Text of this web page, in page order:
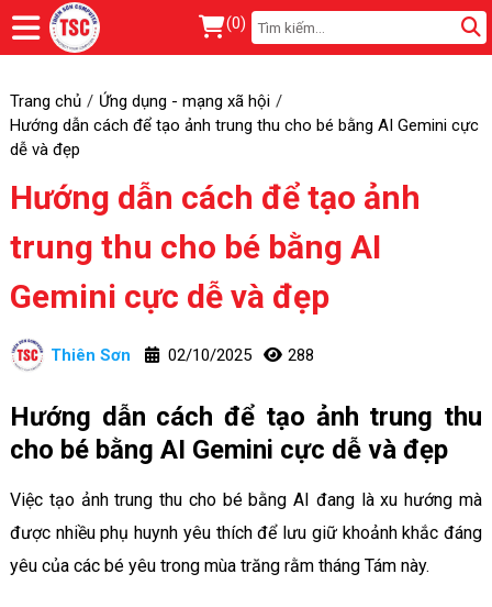
(0)
Trang chủ
Ứng dụng - mạng xã hội
Hướng dẫn cách để tạo ảnh trung thu cho bé bằng AI Gemini cực
dễ và đẹp
Hướng dẫn cách để tạo ảnh
trung thu cho bé bằng AI
Gemini cực dễ và đẹp
Thiên Sơn 02/10/2025 288
Hướng dẫn cách để tạo ảnh trung thu
cho bé bằng AI Gemini cực dễ và đẹp
Việc tạo ảnh trung thu cho bé bằng AI đang là xu hướng mà
được nhiều phụ huynh yêu thích để lưu giữ khoảnh khắc đáng
yêu của các bé yêu trong mùa trăng rằm tháng Tám này.